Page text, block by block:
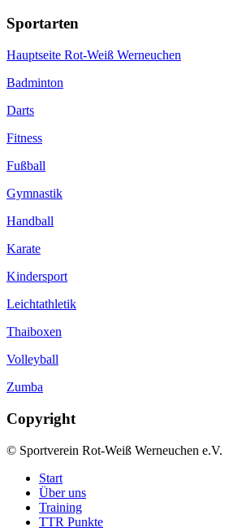
Sportarten
Hauptseite Rot-Weiß Werneuchen
Badminton
Darts
Fitness
Fußball
Gymnastik
Handball
Karate
Kindersport
Leichtathletik
Thaiboxen
Volleyball
Zumba
Copyright
© Sportverein Rot-Weiß Werneuchen e.V.
Start
Über uns
Training
TTR Punkte